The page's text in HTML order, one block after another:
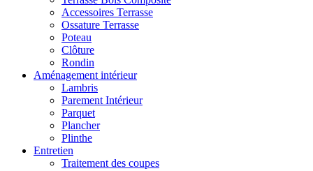
Accessoires Terrasse
Ossature Terrasse
Poteau
Clôture
Rondin
Aménagement intérieur
Lambris
Parement Intérieur
Parquet
Plancher
Plinthe
Entretien
Traitement des coupes